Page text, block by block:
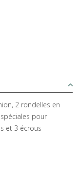
2 rondelles en
pour
et 3 écrous